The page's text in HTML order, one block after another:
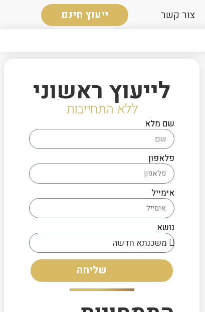
צור קשר ייעוץ חינם
לייעוץ ראשוני
ללא התחייבות
שם מלא
פלאפון
אימייל
נושא
שליחה